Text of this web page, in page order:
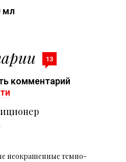
мл
13
комментарий
неокрашенные темно-